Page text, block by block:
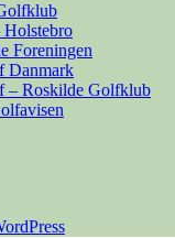
Foreningen
Danmark
– Roskilde Golfklub